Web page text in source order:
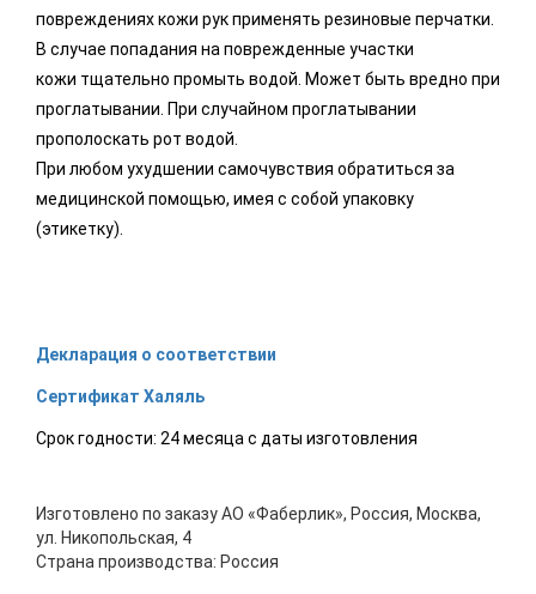
повреждениях кожи рук применять резиновые перчатки.
В случае попадания на поврежденные участки
кожи тщательно промыть водой. Может быть вредно при
проглатывании. При случайном проглатывании
прополоскать рот водой.
При любом ухудшении самочувствия обратиться за
медицинской помощью, имея с собой упаковку
(этикетку).
Декларация о соответствии
Сертификат Халяль
Срок годности: 24 месяца с даты изготовления
Изготовлено по заказу АО «Фаберлик», Россия, Москва,
ул. Никопольская, 4
Страна производства: Россия